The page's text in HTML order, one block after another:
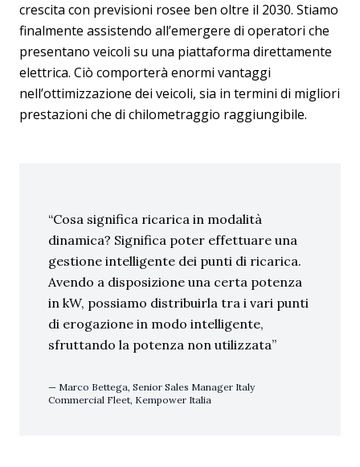
crescita con previsioni rosee ben oltre il 2030. Stiamo
finalmente assistendo all’emergere di operatori che
presentano veicoli su una piattaforma direttamente
elettrica. Ciò comporterà enormi vantaggi
nell’ottimizzazione dei veicoli, sia in termini di migliori
prestazioni che di chilometraggio raggiungibile.
Cosa significa ricarica in modalità
dinamica? Significa poter effettuare una
gestione intelligente dei punti di ricarica.
Avendo a disposizione una certa potenza
in kW, possiamo distribuirla tra i vari punti
di erogazione in modo intelligente,
sfruttando la potenza non utilizzata
Marco Bettega, Senior Sales Manager Italy
Commercial Fleet, Kempower Italia